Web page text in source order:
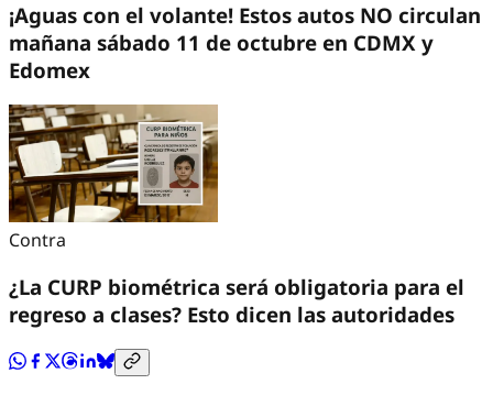
¡Aguas con el volante! Estos autos NO circulan
mañana sábado 11 de octubre en CDMX y
Edomex
Contra
¿La CURP biométrica será obligatoria para el
regreso a clases? Esto dicen las autoridades